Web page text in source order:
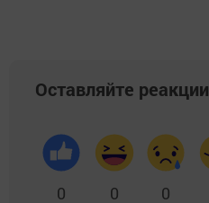
Оставляйте реакции
0 0 0